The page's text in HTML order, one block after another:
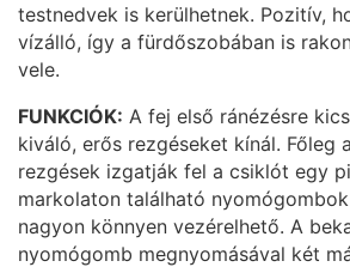
testnedvek is kerülhetnek. Pozitív,
vízálló, így a fürdőszobában is
vele.
FUNKCIÓK: A fej első ránézésre
kiváló, erős rezgéseket kínál. Főleg
rezgések izgatják fel a csiklót egy
markolaton található
nagyon könnyen vezérelhető. A
nyomógomb megnyomásával két